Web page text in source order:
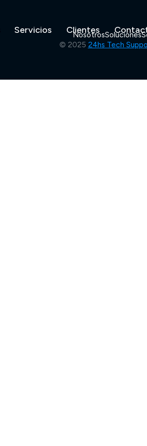
Servicios Clientes
NosotrosSoluciones
© 2025 24hs Tech